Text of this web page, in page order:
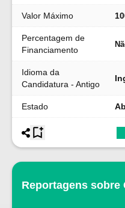
Valor Máximo
Percentagem de
Financiamento
Idioma da
Candidatura - Antigo
Estado
Reportagens sobre